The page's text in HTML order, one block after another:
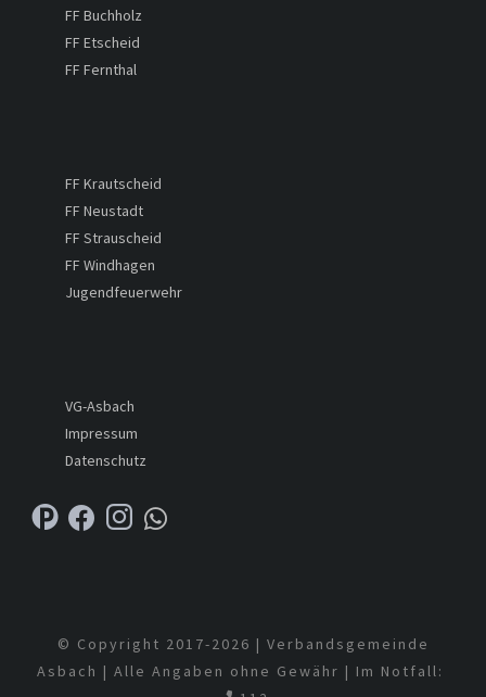
FF Buchholz
FF Etscheid
FF Fernthal
FF Krautscheid
FF Neustadt
FF Strauscheid
FF Windhagen
Jugendfeuerwehr
VG-Asbach
Impressum
Datenschutz
© Copyright 2017-2026 | Verbandsgemeinde
Asbach | Alle Angaben ohne Gewähr | Im Notfall: